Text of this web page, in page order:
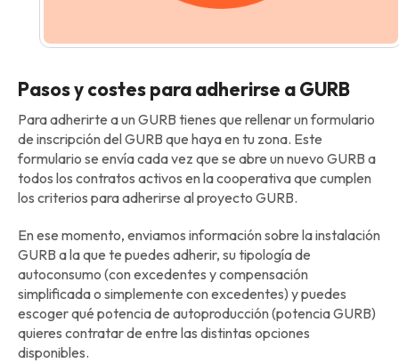
Pasos y costes para adherirse a GURB
Para adherirte a un GURB tienes que rellenar un formulario
de inscripción del GURB que haya en tu zona. Este
formulario se envía cada vez que se abre un nuevo GURB a
todos los contratos activos en la cooperativa que cumplen
los criterios para adherirse al proyecto GURB.
En ese momento, enviamos información sobre la instalación
GURB a la que te puedes adherir, su tipología de
autoconsumo (con excedentes y compensación
simplificada o simplemente con excedentes) y puedes
escoger qué potencia de autoproducción (potencia GURB)
quieres contratar de entre las distintas opciones
disponibles.